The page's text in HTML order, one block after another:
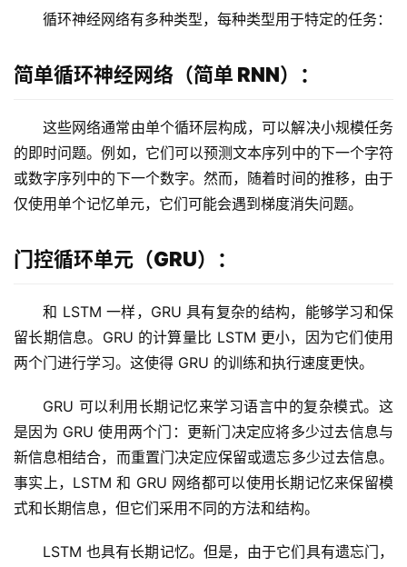
量
化
循环神经网络有多种类型，每种类型用于特定的任务：
简单循环神经网络（简单 RNN）：
这些网络通常由单个循环层构成，可以解决小规模任务
的即时问题。例如，它们可以预测文本序列中的下一个字符
或数字序列中的下一个数字。然而，随着时间的推移，由于
仅使用单个记忆单元，它们可能会遇到梯度消失问题。
门控循环单元（GRU）：
和 LSTM 一样，GRU 具有复杂的结构，能够学习和保
留长期信息。GRU 的计算量比 LSTM 更小，因为它们使用
两个门进行学习。这使得 GRU 的训练和执行速度更快。
GRU 可以利用长期记忆来学习语言中的复杂模式。这
是因为 GRU 使用两个门：更新门决定应将多少过去信息与
新信息相结合，而重置门决定应保留或遗忘多少过去信息。
事实上，LSTM 和 GRU 网络都可以使用长期记忆来保留模
式和长期信息，但它们采用不同的方法和结构。
LSTM 也具有长期记忆。但是，由于它们具有遗忘门，